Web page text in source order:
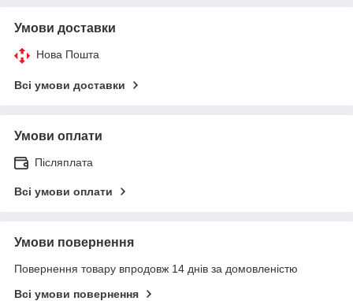
Умови доставки
Нова Пошта
Всі умови доставки
Умови оплати
Післяплата
Всі умови оплати
Умови повернення
Повернення товару впродовж 14 днів за домовленістю
Всі умови повернення